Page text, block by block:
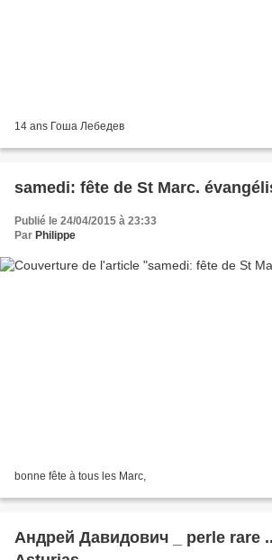
14 ans Гоша Лебедев
samedi: fête de St Marc.
Publié le 24/04/2015 à 23:33
Par Philippe
bonne fête à tous les Marc,
Андрей Давидович _ perle rare ... I. Albeniz -